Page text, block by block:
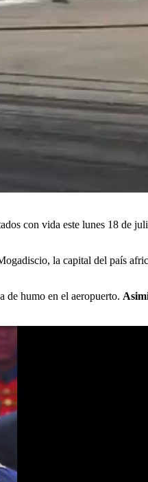
con vida este lunes 18 de
la capital del país
de humo en el aeropuerto.